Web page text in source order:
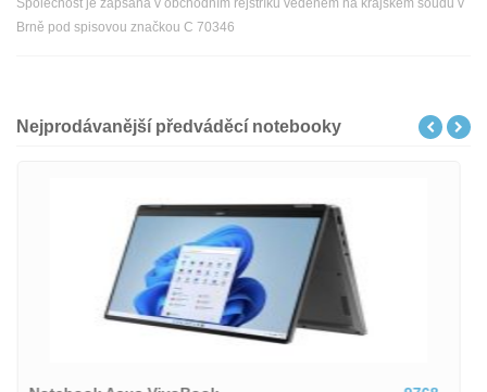
Společnost je zapsaná v obchodním rejstříku vedeném na krajském soudu v
Brně pod spisovou značkou C 70346
Nejprodávanější předváděcí notebooky